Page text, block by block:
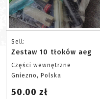
Sell:
Zestaw 10 tłoków aeg
Części wewnętrzne
Gniezno, Polska
50.00 zł